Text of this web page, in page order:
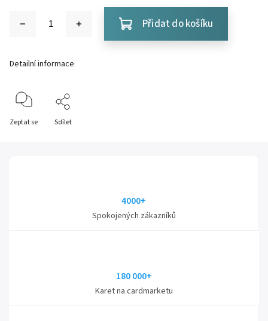
Přidat do košíku
Detailní informace
Zeptat se Sdílet
4000+
Spokojených zákazníků
180 000+
Karet na cardmarketu